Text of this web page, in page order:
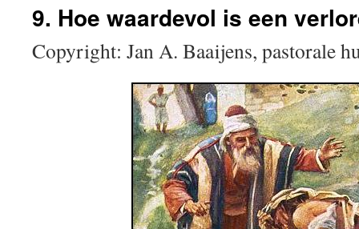
9. Hoe waardevol is een
Copyright: Jan A. Baaijens, pastorale